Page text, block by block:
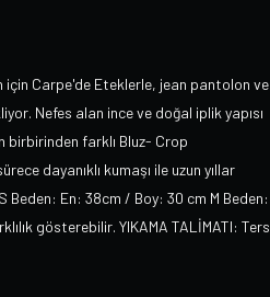
için Carpe'de Eteklerle, jean pantolon ve
Nefes alan ince ve doğal iplik yapısı
birbirinden farklı Bluz- Crop
dayanıklı kumaşı ile uzun yıllar
Beden: En: 38cm / Boy: 30 cm M Beden:
gösterebilir. YIKAMA TALİMATI: Ters